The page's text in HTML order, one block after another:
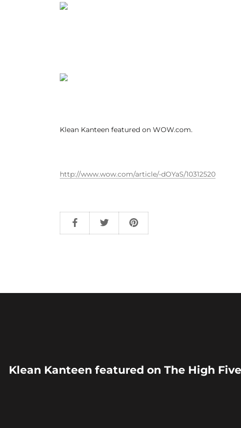
Klean Kanteen featured on WOW.com.
http://www.wow.com/article/-dOYaS/10312520
Klean Kanteen featured on The High